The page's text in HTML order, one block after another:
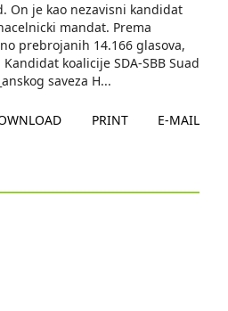
On je kao nezavisni kandidat
mandat. Prema
prebrojanih 14.166 glasova,
koalicije SDA-SBB Suad
saveza H...
PRINT E-MAIL